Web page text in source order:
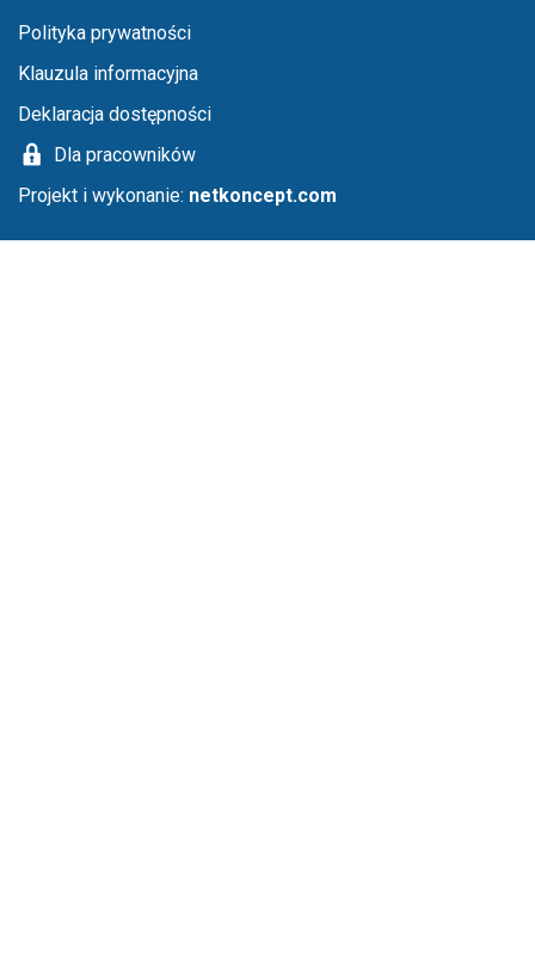
Menu stopka
Polityka prywatności
Klauzula informacyjna
Deklaracja dostępności
Dla pracowników
Projekt i wykonanie: netkoncept.com